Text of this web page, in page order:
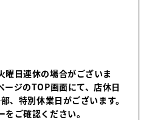
日連休の場合がございま
ージのTOP画面にて、店休日
、特別休業日がございます。
ご確認ください。